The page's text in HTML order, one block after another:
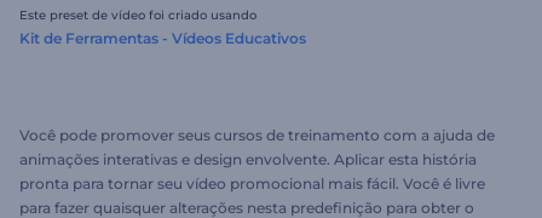
Este preset de vídeo foi criado usando
Kit de Ferramentas - Vídeos Educativos
Você pode promover seus cursos de treinamento com a ajuda de
animações interativas e design envolvente. Aplicar esta história
pronta para tornar seu vídeo promocional mais fácil. Você é livre
para fazer quaisquer alterações nesta predefinição para obter o